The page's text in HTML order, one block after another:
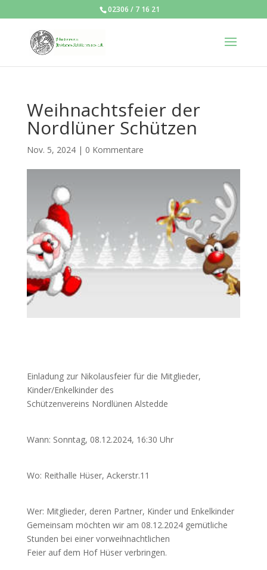
02306 / 7 16 21
Weihnachtsfeier der
Nordlüner Schützen
Nov. 5, 2024| 0 Kommentare
Einladung zur Nikolausfeier für die Mitglieder,
Kinder/Enkelkinder des
Schützenvereins Nordlünen Alstedde
Wann: Sonntag, 08.12.2024, 16:30 Uhr
Wo: Reithalle Hüser, Ackerstr.11
Wer: Mitglieder, deren Partner, Kinder und Enkelkinder
Gemeinsam möchten wir am 08.12.2024 gemütliche
Stunden bei einer vorweihnachtlichen
Feier auf dem Hof Hüser verbringen.